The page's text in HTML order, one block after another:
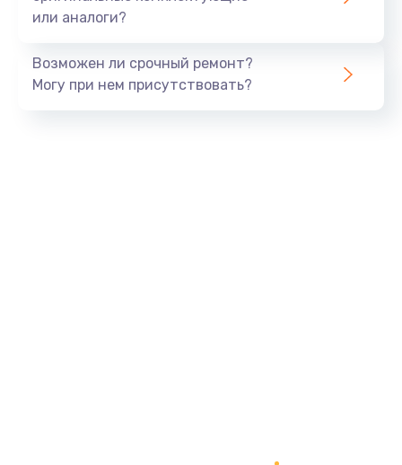
Тюнинг динамиков
или аналоги?
Возможен ли срочный ремонт?
Могу при нем присутствовать?